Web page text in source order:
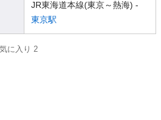
JR東海道本線(東京～熱海) -
東京駅
に入り 2